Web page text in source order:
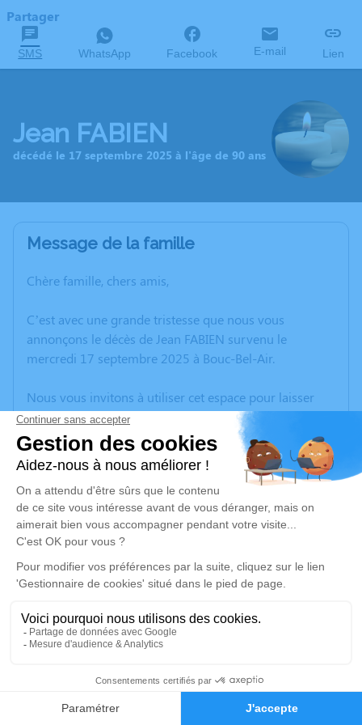
Faire-part Hommages
Partager
SMS WhatsApp Facebook E-mail Lien
Jean FABIEN
décédé le 17 septembre 2025 à l'âge de 90 ans
Message de la famille
Chère famille, chers amis,
C’est avec une grande tristesse que nous vous
annonçons le décès de Jean FABIEN survenu le
mercredi 17 septembre 2025 à Bouc-Bel-Air.
Nous vous invitons à utiliser cet espace pour laisser
vos condoléances, partager des photos souvenirs, une
anecdote ou exprimer vos pensées à travers des
poèmes ou des textes. Cet endroit est un lieu
d'expression dédié à honorer la mémoire de Jean
FABIEN.
Un service de plantation d’arbre hommage est
disponible ici.
Je rends hommage
Crémation
Crématorium de Provence et Parc Mémorial
de Provence d'Aix-en-Provence